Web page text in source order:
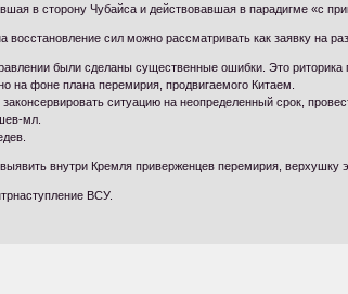
в сторону Чубайса и действовавшая в парадигме «с
сил можно рассматривать как заявку на
были сделаны существенные ошибки. Это риторика
на фоне плана перемирия, продвигаемого Китаем.
ситуацию на неопределенный срок,
мл.
внутри Кремля приверженцев перемирия, верхушку
ВСУ.